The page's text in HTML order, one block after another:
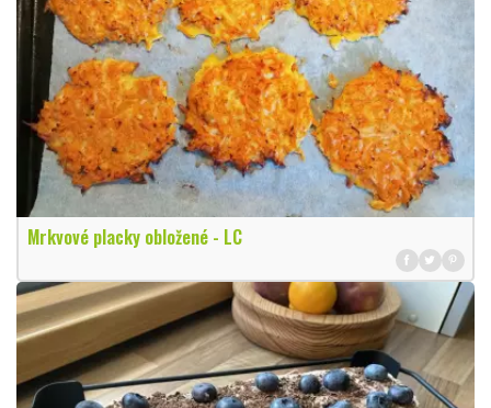
Mrkvové placky obložené - LC